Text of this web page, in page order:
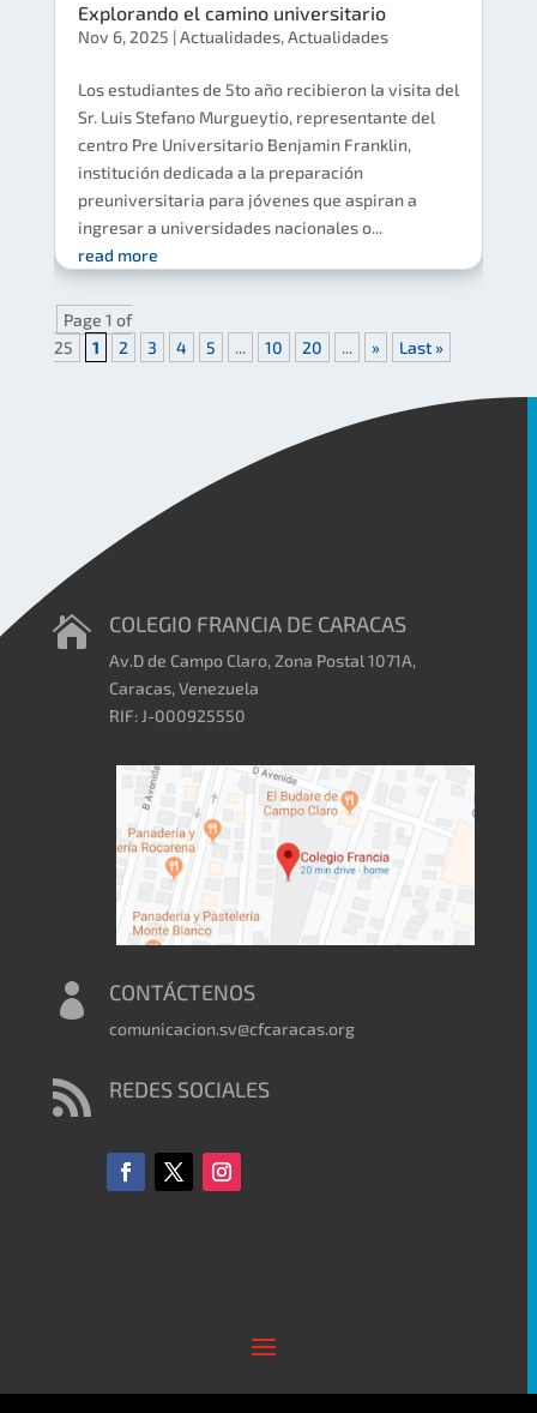
Explorando el camino universitario
Nov 6, 2025 |Actualidades,Actualidades
Los estudiantes de 5to año recibieron la visita del
Sr. Luis Stefano Murgueytio, representante del
centro Pre Universitario Benjamin Franklin,
institución dedicada a la preparación
preuniversitaria para jóvenes que aspiran a
ingresar a universidades nacionales o...
read more
Page 1 of
25
1 2 3 4 5 ... 10 20 ... » Last »
 COLEGIO FRANCIA DE CARACAS
Av.D de Campo Claro, Zona Postal 1071A,
Caracas, Venezuela
RIF: J-000925550
 CONTÁCTENOS
comunicacion.sv@cfcaracas.org
 REDES SOCIALES